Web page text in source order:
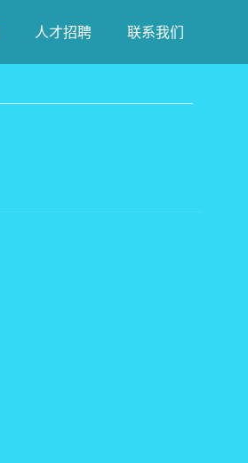
人才招聘 联系我们